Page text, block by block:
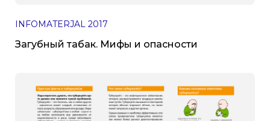
INFOMATERJAL 2017
Загубный табак. Мифы и опасности